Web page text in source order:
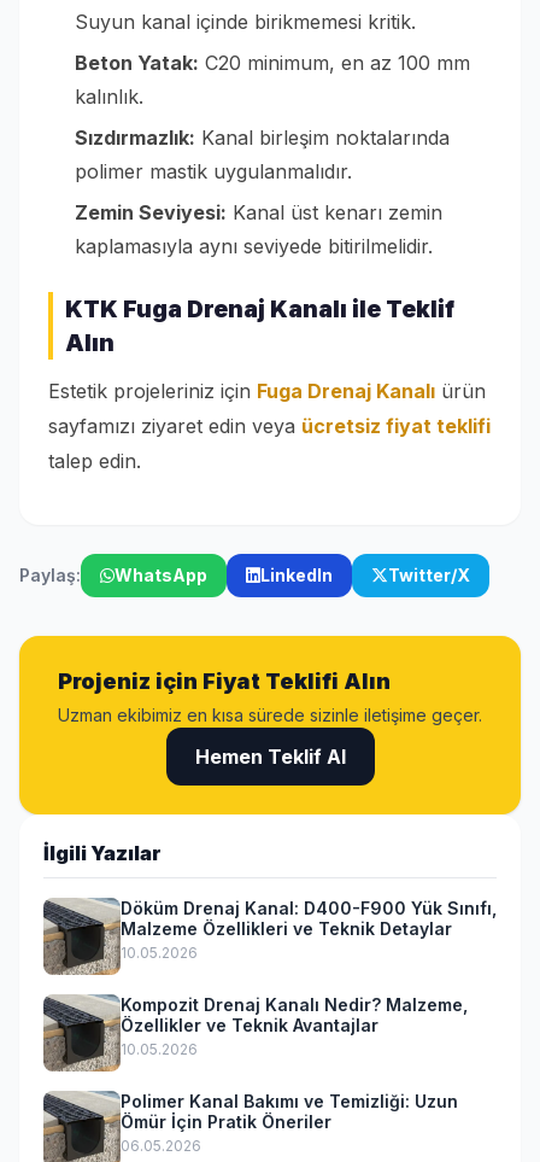
Suyun kanal içinde birikmemesi kritik.
Beton Yatak: C20 minimum, en az 100 mm
kalınlık.
Sızdırmazlık: Kanal birleşim noktalarında
polimer mastik uygulanmalıdır.
Zemin Seviyesi: Kanal üst kenarı zemin
kaplamasıyla aynı seviyede bitirilmelidir.
KTK Fuga Drenaj Kanalı ile Teklif
Alın
Estetik projeleriniz için Fuga Drenaj Kanalı ürün
sayfamızı ziyaret edin veya ücretsiz fiyat teklifi
talep edin.
Paylaş: WhatsApp LinkedIn Twitter/X
Projeniz için Fiyat Teklifi Alın
Uzman ekibimiz en kısa sürede sizinle iletişime geçer.
Hemen Teklif Al
İlgili Yazılar
Döküm Drenaj Kanal: D400-F900 Yük Sınıfı,
Malzeme Özellikleri ve Teknik Detaylar
10.05.2026
Kompozit Drenaj Kanalı Nedir? Malzeme,
Özellikler ve Teknik Avantajlar
10.05.2026
Polimer Kanal Bakımı ve Temizliği: Uzun
Ömür İçin Pratik Öneriler
06.05.2026